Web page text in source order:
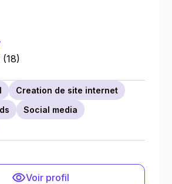
(18)
Creation de site internet
Social media
Voir profil